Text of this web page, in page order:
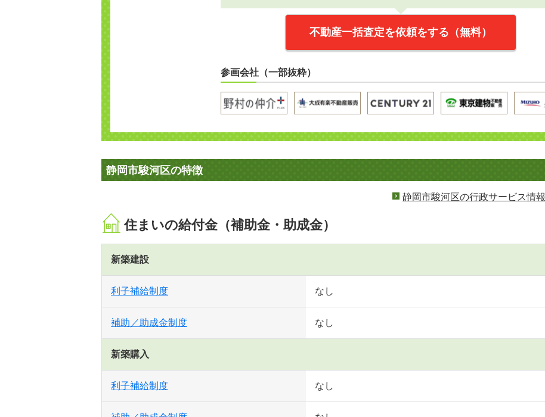
不動産一括査定を依頼をする（無料）
参画会社（一部抜粋）
静岡市駿河区の特徴
静岡市駿河区の行政サービス情報
住まいの給付金（補助金・助成金）
新築建設
利子補給制度 なし
補助／助成金制度 なし
新築購入
利子補給制度 なし